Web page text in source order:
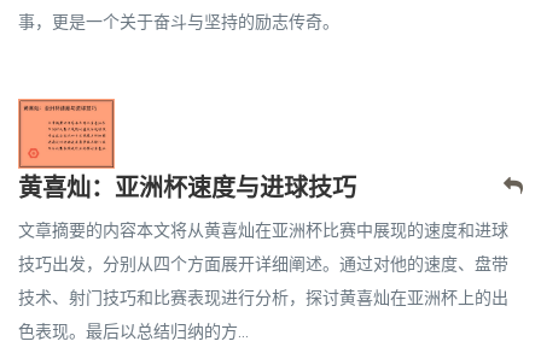
事，更是一个关于奋斗与坚持的励志传奇。
黄喜灿：亚洲杯速度与进球技巧
文章摘要的内容本文将从黄喜灿在亚洲杯比赛中展现的速度和进球
技巧出发，分别从四个方面展开详细阐述。通过对他的速度、盘带
技术、射门技巧和比赛表现进行分析，探讨黄喜灿在亚洲杯上的出
色表现。最后以总结归纳的方...